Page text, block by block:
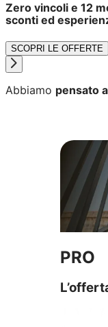
Zero vincoli e 12
sconti ed
SCOPRI LE OFFERTE
Abbiamo pensato
PRO